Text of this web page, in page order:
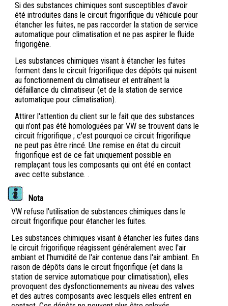
Si des substances chimiques sont susceptibles d'avoir
été introduites dans le circuit frigorifique du véhicule pour
étancher les fuites, ne pas raccorder la station de service
automatique pour climatisation et ne pas aspirer le fluide
frigorigène.
Les substances chimiques visant à étancher les fuites
forment dans le circuit frigorifique des dépôts qui nuisent
au fonctionnement du climatiseur et entraînent la
défaillance du climatiseur (et de la station de service
automatique pour climatisation).
Attirer l'attention du client sur le fait que des substances
qui n'ont pas été homologuées par VW se trouvent dans le
circuit frigorifique ; c'est pourquoi ce circuit frigorifique
ne peut pas être rincé. Une remise en état du circuit
frigorifique est de ce fait uniquement possible en
remplaçant tous les composants qui ont été en contact
avec cette substance. .
Nota
VW refuse l'utilisation de substances chimiques dans le
circuit frigorifique pour étancher les fuites.
Les substances chimiques visant à étancher les fuites dans
le circuit frigorifique réagissent généralement avec l'air
ambiant et l'humidité de l'air contenue dans l'air ambiant. En
raison de dépôts dans le circuit frigorifique (et dans la
station de service automatique pour climatisation), elles
provoquent des dysfonctionnements au niveau des valves
et des autres composants avec lesquels elles entrent en